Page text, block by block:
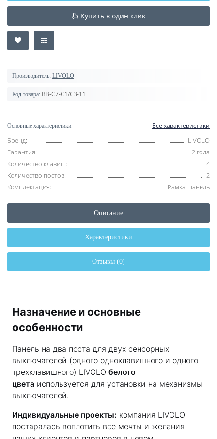
Купить в один клик
Производитель: LIVOLO
Код товара: BB-C7-C1/C3-11
Основные характеристики Все характеристики
Бренд:
LIVOLO
Гарантия:
2 года
Количество клавиш:
4
Количество постов:
2
Комплектация:
Рамка, панель
Описание
Характеристики
Отзывы (0)
Назначение и основные
особенности
Панель на два поста для двух сенсорных
выключателей (одного одноклавишного и одного
трехклавишного) LIVOLO белого
цвета используется для установки на механизмы
выключателей.
Индивидуальные проекты: компания LIVOLO
постаралась воплотить все мечты и желания